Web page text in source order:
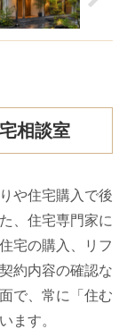
相談室
や住宅購入で後
、住宅専門家に
宅の購入、リフ
約内容の確認な
で、常に「住む
ます。